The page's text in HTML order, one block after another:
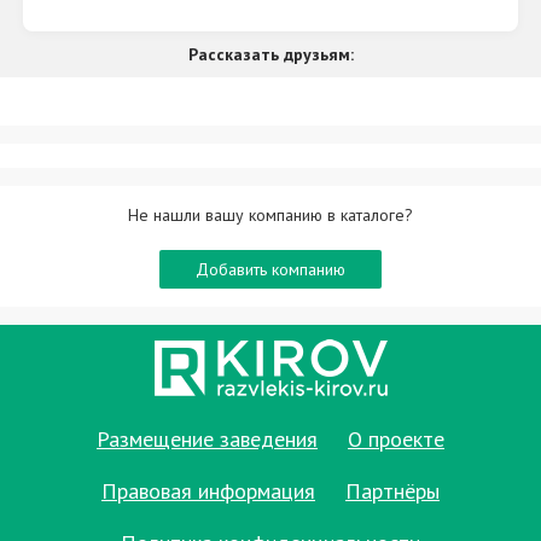
Рассказать друзьям:
Не нашли вашу компанию в каталоге?
Добавить компанию
Размещение заведения
О проекте
Правовая информация
Партнёры